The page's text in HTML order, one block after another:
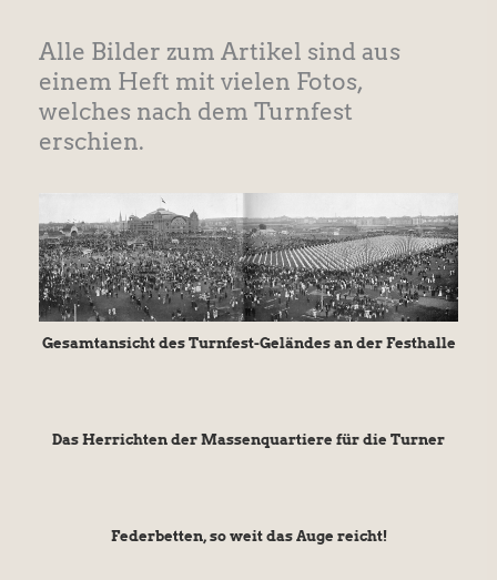
Alle Bilder zum Artikel sind aus
einem Heft mit vielen Fotos,
welches nach dem Turnfest
erschien.
Gesamtansicht des Turnfest-Geländes an der Festhalle
Das Herrichten der Massenquartiere für die Turner
Federbetten, so weit das Auge reicht!